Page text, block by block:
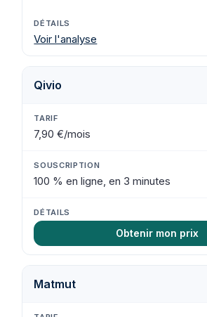
Voir l'analyse
Qivio
7,90 €/mois
100 % en ligne, en 3 minutes
Obtenir mon prix
Matmut